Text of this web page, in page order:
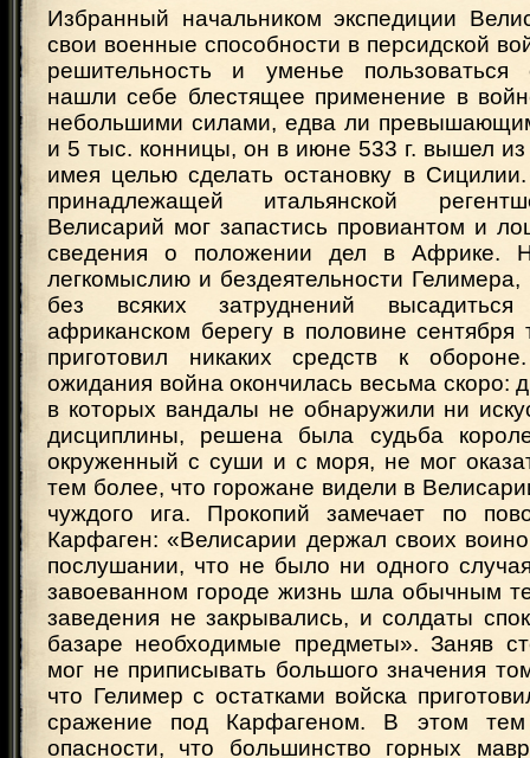
Избранный начальником экспедиции
свои военные способности в персидской
решительность и уменье пользоваться
нашли себе блестящее применение в
небольшими силами, едва ли
и 5 тыс. конницы, он в июне 533 г. вышел из
имея целью сделать остановку в
принадлежащей итальянской
Велисарий мог запастись провиантом и
сведения о положении дел в Африке.
легкомыслию и бездеятельности Гелимера,
без всяких затруднений
африканском берегу в половине
приготовил никаких средств к
ожидания война окончилась весьма скоро:
в которых вандалы не обнаружили ни
дисциплины, решена была судьба
окруженный с суши и с моря, не мог
тем более, что горожане видели в
чуждого ига. Прокопий замечает по
Карфаген: «Велисарии держал своих
послушании, что не было ни одного
завоеванном городе жизнь шла обычным
заведения не закрывались, и солдаты
базаре необходимые предметы». Заняв
мог не приписывать большого значения
что Гелимер с остатками войска
сражение под Карфагеном. В этом
опасности, что большинство горных